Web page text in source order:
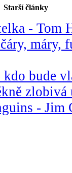
Starší články
- Tom
máry,
bude
zlobivá
- Jim